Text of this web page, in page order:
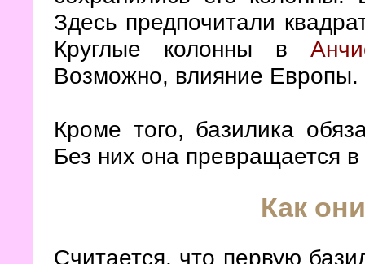
Здесь предпочитали
Круглые колонны в
Возможно, влияние Европы.
Кроме того, базилика
Без них она превращается в
Как
Считается, что первую